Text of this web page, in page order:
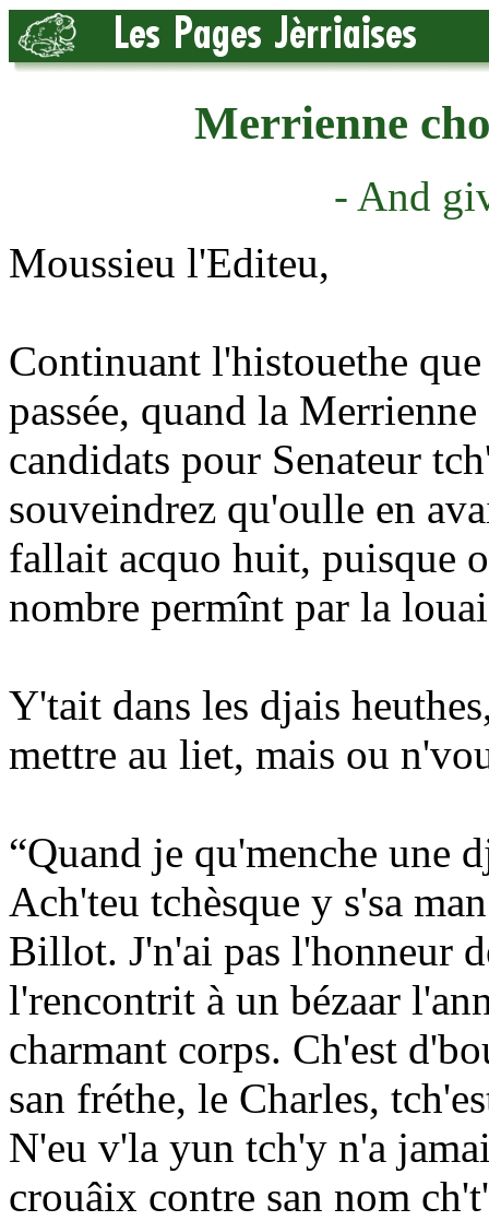
Merrienne
- And
Moussieu l'Editeu,
Continuant l'histouethe
passée, quand la
candidats pour Senateur
souveindrez qu'oulle en
fallait acquo huit, puisque
nombre permînt par la
Y'tait dans les djais
mettre au liet, mais ou
“Quand je qu'menche une
Ach'teu tchèsque y s'sa
Billot. J'n'ai pas l'honneur
l'rencontrit à un bézaar
charmant corps. Ch'est
san fréthe, le Charles,
N'eu v'la yun tch'y n'a
crouâix contre san nom